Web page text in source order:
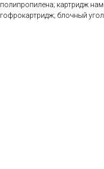
полипропилена; картридж
гофрокартридж; блочный